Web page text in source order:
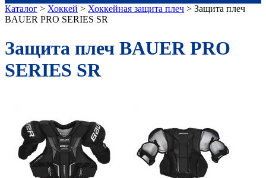
Каталог > Хоккей > Хоккейная защита плеч > Защита плеч
BAUER PRO SERIES SR
Защита плеч BAUER PRO
SERIES SR